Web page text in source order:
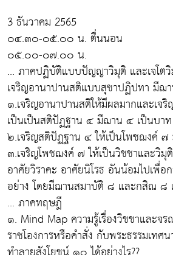
3 ธันวาคม 2565
๐๔.๓๐-๐๕.๐๐ น. ตื่นนอน
๐๕.๐๐-๐๗.๐๐ น.
... ภาคปฏิบัติแบบปัญญาวิมุติ และเจโต
เจริญอานาปานสติแบบสุขาปฏิปทา มีฌ
๑.เจริญอานาปานสติให้มีผลมากและเจ
เป็นเป็นสติปัฏฐาน ๔ มีฌาน ๔ เป็นบาท
๒.เจริญสติปัฏฐาน ๔ ให้เป็นโพชฌงค์
๓.เจริญโพชฌงค์ ๗ ให้เป็นวิชชาและวิมุ
อาศัยวิราคะ อาศัยนิโรธ อันน้อมไปเพื่อ
อย่าง โดยมีฌานสมาบัติ ๘ และกสิณ ๘
... ภาคทฤษฎี
๑. Mind Map ความรู้เรื่องวิชชาและจ
ราชโองการหรือคำสั่ง กับพระธรรมเทศ